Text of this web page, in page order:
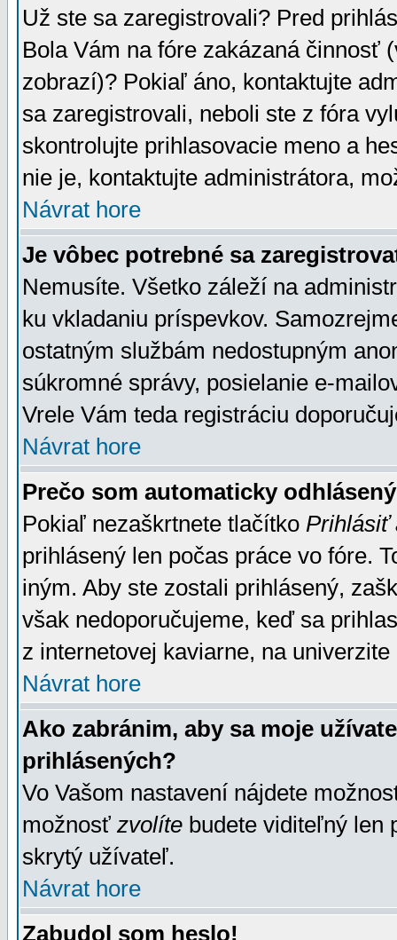
Už ste sa zaregistrovali? Pred
Bola Vám na fóre zakázaná činnosť
zobrazí)? Pokiaľ áno, kontaktujte
sa zaregistrovali, neboli ste z fóra
skontrolujte prihlasovacie meno a
nie je, kontaktujte administrátora,
Návrat hore
Je vôbec potrebné sa
Nemusíte. Všetko záleží na
ku vkladaniu príspevkov.
ostatným službám nedostupným
súkromné správy, posielanie e-
Vrele Vám teda registráciu
Návrat hore
Prečo som automaticky
Pokiaľ nezaškrtnete tlačítko Prihlásiť
prihlásený len počas práce vo fóre.
iným. Aby ste zostali prihlásený,
však nedoporučujeme, keď sa
z internetovej kaviarne, na univerzite
Návrat hore
Ako zabránim, aby sa moje
prihlásených?
Vo Vašom nastavení nájdete
možnosť zvolíte budete viditeľný len
skrytý užívateľ.
Návrat hore
Zabudol som heslo!